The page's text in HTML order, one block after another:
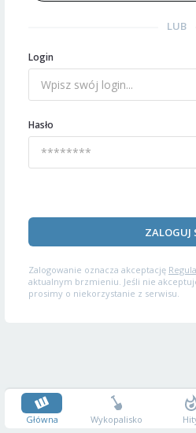
LUB
Login
Hasło
ZALOGUJ
Zalogowanie oznacza akceptację
aktualnym brzmieniu. Jeśli nie
prosimy o niekorzystanie z serwisu.
Główna Wykopalisko